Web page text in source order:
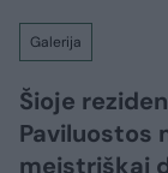
Galerija
Šioje
Paviluostos
meistriškai